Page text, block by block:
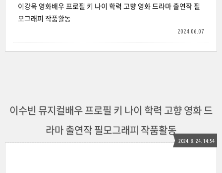
이강욱 영화배우 프로필 키 나이 학력 고향 영화 드라마 출연작 필
모그래피 작품활동
2024.06.07
이수빈 뮤지컬배우 프로필 키 나이 학력 고향 영화 드
라마 출연작 필모그래피 작품활동
2024. 8. 24. 14:54